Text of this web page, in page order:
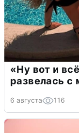
«Ну вот и
развелась
6 августа 116